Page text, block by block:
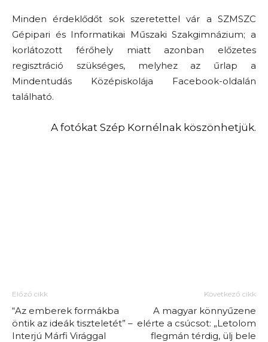
Minden érdeklődőt sok szeretettel vár a SZMSZC
Gépipari és Informatikai Műszaki Szakgimnázium; a
korlátozott férőhely miatt azonban előzetes
regisztráció szükséges, melyhez az űrlap a
Mindentudás Középiskolája Facebook-oldalán
található.
A fotókat Szép Kornélnak köszönhetjük.
Előző cikk
“Az emberek formákba
öntik az ideák tiszteletét” –
Interjú Márfi Virággal
Következő cikk
A magyar könnyűzene
elérte a csúcsot: „Letolom
flegmán térdig, ülj bele